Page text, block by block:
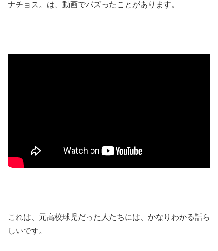
ナチョス。は、動画でバズったことがあります。
これは、元高校球児だった人たちには、かなりわかる話ら
しいです。